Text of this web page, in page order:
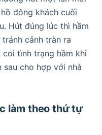
đông khách cuối
Hút đúng lúc thì hầm
cảnh tràn ra
tình trạng hầm khi
cho hợp với nhà
làm theo thứ tự